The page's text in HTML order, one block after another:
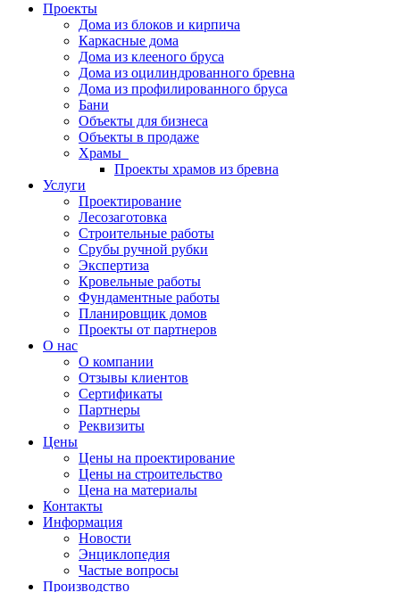
Проекты
Дома из блоков и кирпича
Каркасные дома
Дома из клееного бруса
Дома из оцилиндрованного бревна
Дома из профилированного бруса
Бани
Объекты для бизнеса
Объекты в продаже
Храмы
Проекты храмов из бревна
Услуги
Проектирование
Лесозаготовка
Строительные работы
Срубы ручной рубки
Экспертиза
Кровельные работы
Фундаментные работы
Планировщик домов
Проекты от партнеров
О нас
О компании
Отзывы клиентов
Сертификаты
Партнеры
Реквизиты
Цены
Цены на проектирование
Цены на строительство
Цена на материалы
Контакты
Информация
Новости
Энциклопедия
Частые вопросы
Производство